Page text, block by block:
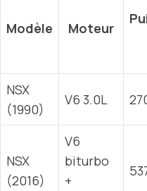
Modèle Moteur
NSX
(1990)
V6 3.0L
NSX
(2016)
V6
biturbo
+